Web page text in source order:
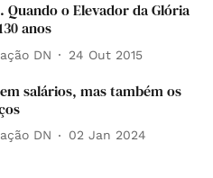
Quando o Elevador da Glória
anos
DN 24 Out 2015
salários, mas também os
DN 02 Jan 2024